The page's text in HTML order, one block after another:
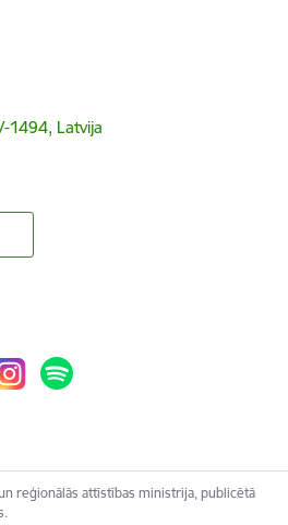
1494, Latvija
reģionālās attīstības ministrija, publicētā